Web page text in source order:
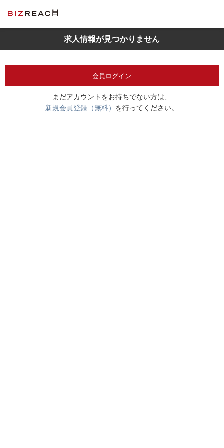
求人情報が見つかりません
会員ログイン
まだアカウントをお持ちでない方は、
新規会員登録（無料） を行ってください。